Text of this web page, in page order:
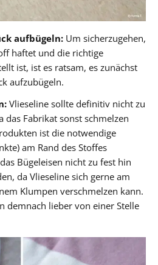
aufbügeln: Um sicherzugehen,
haftet und die richtige
ist, ist es ratsam, es zunächst
aufzubügeln.
Vlieseline sollte definitiv nicht zu
das Fabrikat sonst schmelzen
ist die notwendige
am Rand des Stoffes
Bügeleisen nicht zu fest hin
da Vlieseline sich gerne am
Klumpen verschmelzen kann.
demnach lieber von einer Stelle